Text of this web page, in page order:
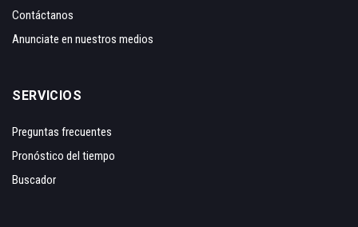
Contáctanos
Anunciate en nuestros medios
SERVICIOS
Preguntas frecuentes
Pronóstico del tiempo
Buscador